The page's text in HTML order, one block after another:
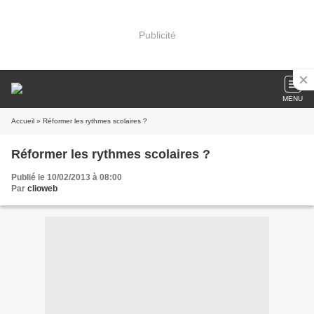
Publicité
MENU
Accueil » Réformer les rythmes scolaires ?
Réformer les rythmes scolaires ?
Publié le 10/02/2013 à 08:00
Par clioweb